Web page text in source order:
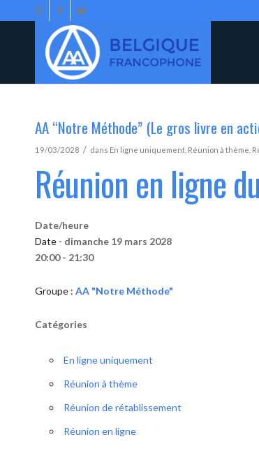
AA “Notre Méthode” (Le gros livre en
19/03/2028 / dans En ligne uniquement Réunion à thème
Réunion en ligne
Date/heure
Date - dimanche 19 mars 2028
20:00 - 21:30
Groupe : AA "Notre Méthode"
Catégories
En ligne uniquement
Réunion à thème
Réunion de rétablissement
Réunion en ligne